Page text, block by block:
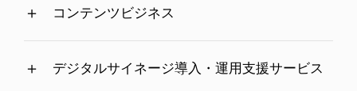
コンテンツビジネス
デジタルサイネージ導入・運用支援サービス